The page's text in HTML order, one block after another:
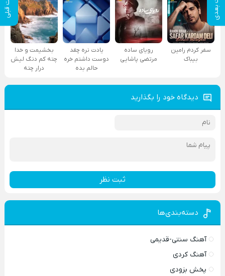
سفر کردم رامین
بیباک
رویای ساده
مرتضی پاشایی
یادت نره چقد
دوست داشتم خره
حالم بده
بخشیمت و خدا
چته کم دنگ لیش
درار چته
دیدگاه خود را بگذارید
ثبت نظر
دسته‌بندی‌ها
آهنگ سنتی-قدیمی
آهنگ کردی
پخش بزودی